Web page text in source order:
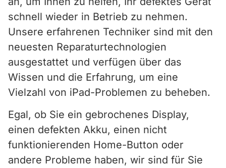
schnell wieder in Betrieb zu nehmen.
Unsere erfahrenen Techniker sind mit den
neuesten Reparaturtechnologien
ausgestattet und verfügen über das
Wissen und die Erfahrung, um eine
Vielzahl von iPad-Problemen zu beheben.
Egal, ob Sie ein gebrochenes Display,
einen defekten Akku, einen nicht
funktionierenden Home-Button oder
andere Probleme haben, wir sind für Sie